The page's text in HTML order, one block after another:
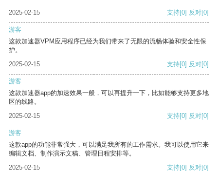
2025-02-15 支持[0] 反对[0]
游客
这款加速器VPM应用程序已经为我们带来了无限的流畅体验和安全性保
护。
2025-02-15
支持[0] 反对[0]
游客
这款加速器app的加速效果一般，可以再提升一下，比如能够支持更多地
区的线路。
2025-02-15
支持[0] 反对[0]
游客
这款app的功能非常强大，可以满足我所有的工作需求。我可以使用它来
编辑文档、制作演示文稿、管理日程安排等。
2025-02-15
支持[0] 反对[0]